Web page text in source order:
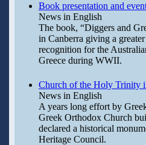
Book presentation and
News in English
The book, “Diggers and
in Canberra giving a
recognition for the
Greece during WWII.
Church of the Holy Trinity
News in English
A years long effort by
Greek Orthodox Church
declared a historical
Heritage Council.